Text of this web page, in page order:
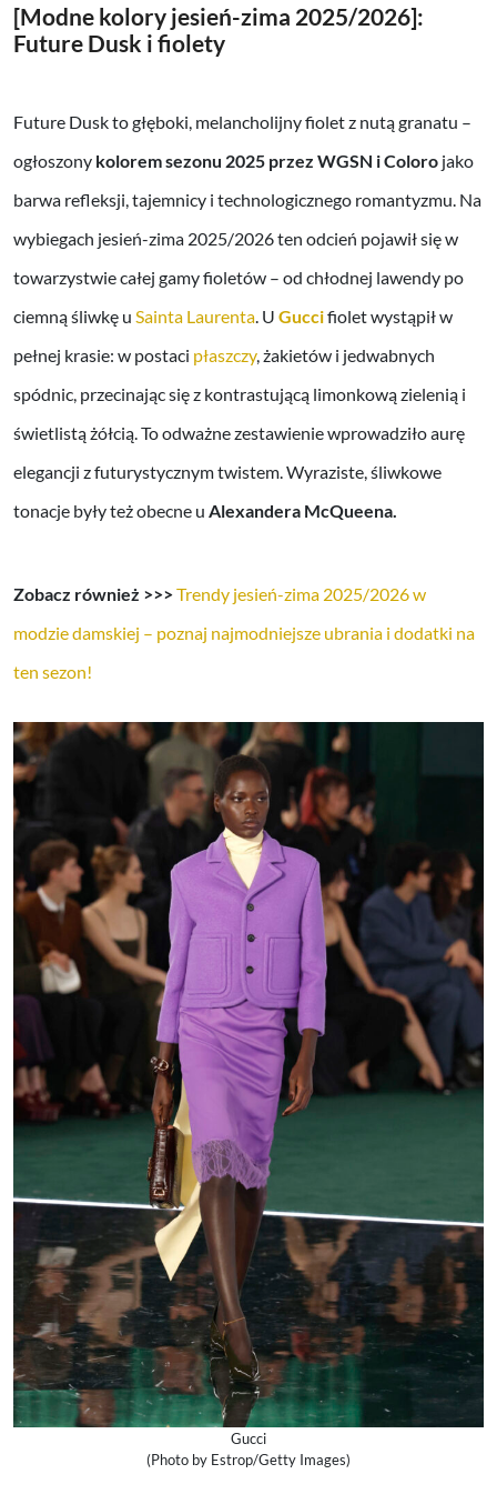
[Modne kolory jesień-zima 2025/2026]:
Future Dusk i fiolety
Future Dusk to głęboki, melancholijny fiolet z nutą granatu –
ogłoszony kolorem sezonu 2025 przez WGSN i Coloro jako
barwa refleksji, tajemnicy i technologicznego romantyzmu. Na
wybiegach jesień-zima 2025/2026 ten odcień pojawił się w
towarzystwie całej gamy fioletów – od chłodnej lawendy po
ciemną śliwkę u Sainta Laurenta . U Guccifiolet wystąpił w
pełnej krasie: w postaci płaszczy, żakietów i jedwabnych
spódnic, przecinając się z kontrastującą limonkową zielenią i
świetlistą żółcią. To odważne zestawienie wprowadziło aurę
elegancji z futurystycznym twistem. Wyraziste, śliwkowe
tonacje były też obecne u Alexandera McQueena.
Zobacz również >>>Trendy jesień-zima 2025/2026 w
modzie damskiej – poznaj najmodniejsze ubrania i dodatki na
ten sezon!
Gucci
(Photo by Estrop/Getty Images)